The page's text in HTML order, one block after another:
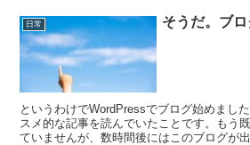
日常 そうだ。ブロ
というわけでWordPressでブログ始めまし
スメ的な記事を読んでいたことです。もう
ていませんが、数時間後にはこのブログが